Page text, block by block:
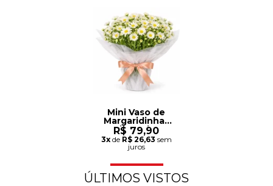
Mini Vaso de
Margaridinhas
Plantadas
R$ 79,90
3xde R$ 26,63 sem
juros
ÚLTIMOS VISTOS